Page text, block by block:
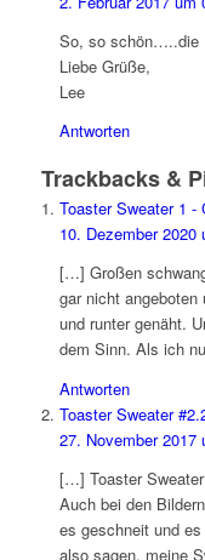
So, so schön…..die
Liebe Grüße,
Lee
Antworten
Trackbacks &
Toaster Sweater 1 -
10. Dezember 2020
[…] Großen
gar nicht angeboten
und runter genäht.
dem Sinn. Als ich
Antworten
Toaster Sweater
27. November 2017
[…] Toaster
Auch bei den
es geschneit und
also sagen, meine